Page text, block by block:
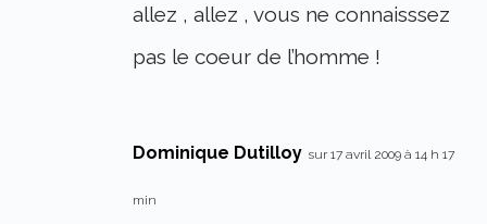
allez , allez , vous ne connaisssez
pas le coeur de l’homme !
Dominique Dutilloy sur 17 avril 2009 à 14 h 17
min